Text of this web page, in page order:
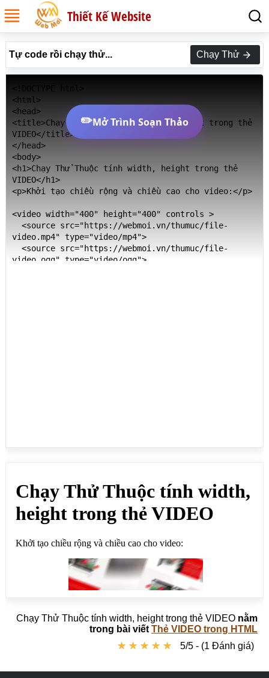
Thiết Kế Website
Tự code rồi chạy thử... Chạy Thử
<html>
<head>
<title>Chạy Thử Thuộc tính width, height trong thẻ
VIDEO</title>
</head>
<body>
<h1>Chạy Thử Thuộc tính width, height trong thẻ
VIDEO</h1>
<p>Khởi tạo chiều rộng và chiều cao cho video:</p>
<video width="400" height="400" controls >
video.mp4" type="video/mp4">
video.ogg" type="video/ogg">
✏️Mở Trình Soạn Thảo
Chạy Thử Thuộc tính width, height trong thẻ VIDEO nằm
trong bài viết Thẻ VIDEO trong HTML
★ ★ ★ ★ ★
★ ★ ★ ★ ★ 5/5 - (1 Đánh giá)